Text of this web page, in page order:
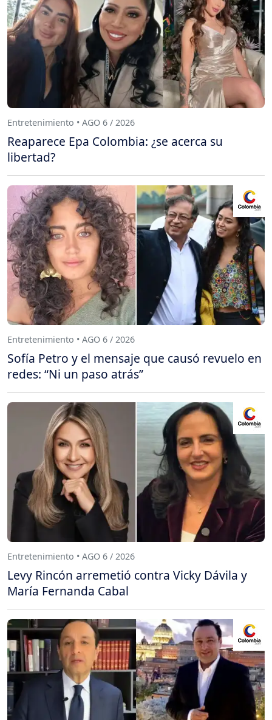
Entretenimiento • AGO 6 / 2026
Reaparece Epa Colombia: ¿se acerca su
libertad?
Entretenimiento • AGO 6 / 2026
Sofía Petro y el mensaje que causó revuelo en
redes: “Ni un paso atrás”
Entretenimiento • AGO 6 / 2026
Levy Rincón arremetió contra Vicky Dávila y
María Fernanda Cabal